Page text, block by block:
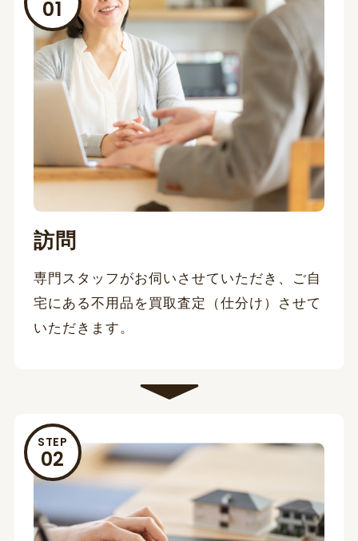
訪問
専門スタッフがお伺いさせていただき、ご自
宅にある不用品を買取査定（仕分け）させて
いただきます。
STEP